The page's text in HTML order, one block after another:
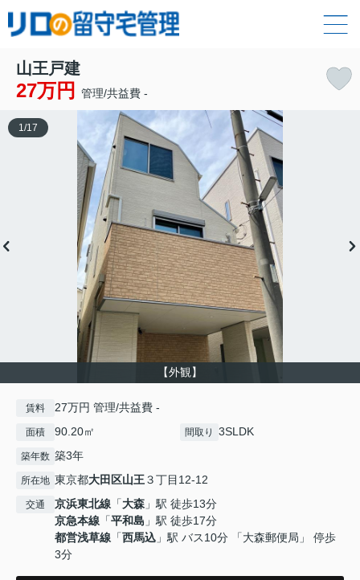
山王戸建
27万円 管理/共益費 -
【外観】
1 /17
賃料 27万円 管理/共益費 -
面積 90.20㎡ 間取り 3SLDK
築年数 築3年
所在地 東京都大田区山王３丁目12-12
交通 京浜東北線 「大森 」駅 徒歩13分
京急本線 「平和島 」駅 徒歩17分
都営浅草線 「西馬込 」駅 バス10分 「大森郵便局」 停歩
3分